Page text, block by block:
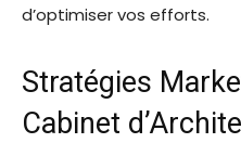
d’optimiser vos efforts.
Stratégies
Cabinet